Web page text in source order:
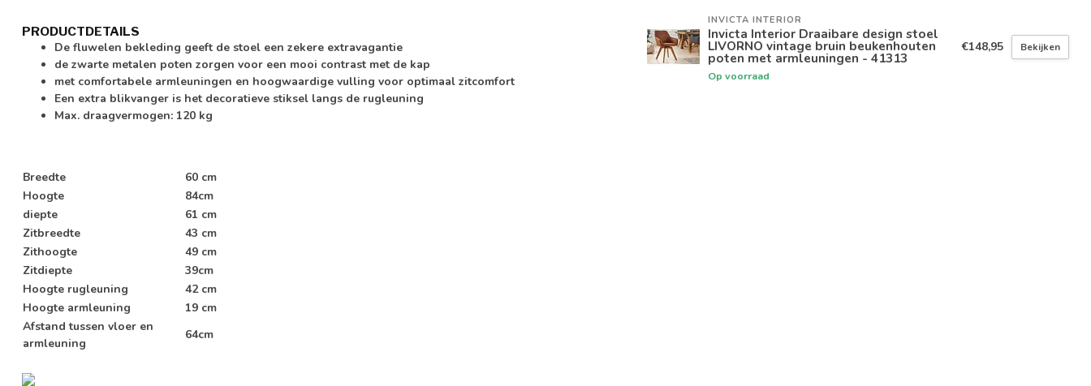
PRODUCTDETAILS
De fluwelen bekleding geeft de stoel een zekere extravagantie
de zwarte metalen poten zorgen voor een mooi contrast met de kap
met comfortabele armleuningen en hoogwaardige vulling voor optimaal zitcomfort
Een extra blikvanger is het decoratieve stiksel langs de rugleuning
Max. draagvermogen: 120 kg
Breedte
60 cm
Hoogte
84cm
diepte
61 cm
Zitbreedte
43 cm
Zithoogte
49 cm
Zitdiepte
39cm
Hoogte rugleuning
42 cm
Hoogte armleuning
19 cm
Afstand tussen vloer en
armleuning
64cm
INVICTA INTERIOR
Invicta Interior Draaibare design stoel
LIVORNO vintage bruin beukenhouten
poten met armleuningen - 41313
Op voorraad
€148,95 Bekijken